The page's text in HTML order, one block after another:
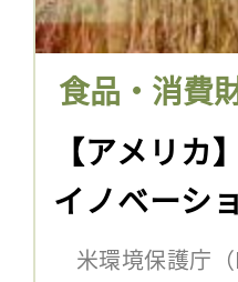
食品・消費
【アメリ
イノベーシ
米環境保護庁